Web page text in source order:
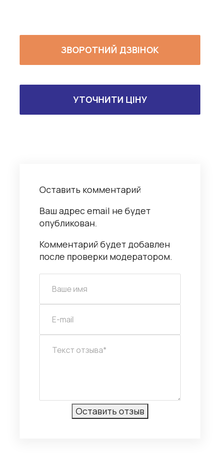
ЗВОРОТНИЙ ДЗВІНОК
УТОЧНИТИ ЦІНУ
Оставить комментарий
Ваш адрес email не будет
опубликован.
Комментарий будет добавлен
после проверки модератором.